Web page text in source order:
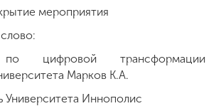
мероприятия
цифровой трансформации
Марков К.А.
Университета Иннополис